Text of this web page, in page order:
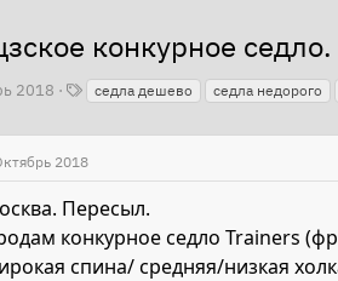
конкурное
2018
Т
е
седла дешево седла недорого
2018
Пересыл.
конкурное седло Trainers
спина/ средняя/низкая